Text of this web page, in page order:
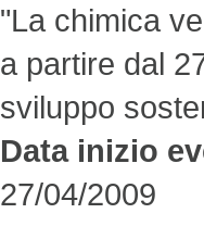
"La chimica
a partire dal
sviluppo
Data inizio
27/04/2009